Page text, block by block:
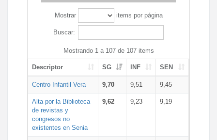
Mostrar items por página
Buscar:
Mostrando 1 a 107 de 107 items
Descriptor SG INF SEN
Centro Infantil Vera 9,70 9,51 9,45
Alta por la Biblioteca
de revistas y
congresos no
existentes en Senia
9,62 9,23 9,19